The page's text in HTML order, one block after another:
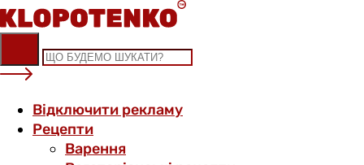
Skip
to
content
Відключити рекламу
Рецепти
Варення